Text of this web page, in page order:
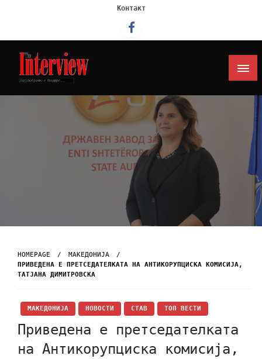
Контакт
Интервју
HOMEPAGE
МАКЕДОНИЈА
ПРИВЕДЕНА Е ПРЕТСЕДАТЕЛКАТА НА АНТИКОРУПЦИСКА КОМИСИЈА,
ТАТЈАНА ДИМИТРОВСКА
МАКЕДОНИЈА НОВОСТИ СТАВ ТОП ВЕСТИ
Приведена е претседателката
на Антикорупциска комисија,